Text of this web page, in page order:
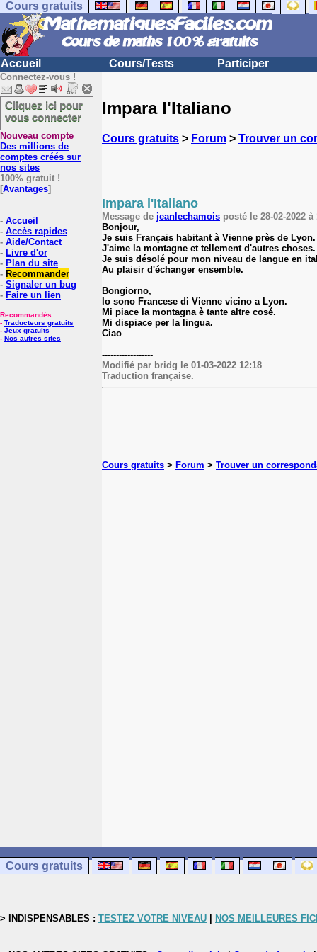
Cours gratuits
Accueil Cours/Tests Participer
Connectez-vous !
Cliquez ici pour
vous connecter
Nouveau compte
Des millions de
comptes créés sur
nos sites
100% gratuit !
[Avantages]
- Accueil
- Accès rapides
- Aide/Contact
- Livre d'or
- Plan du site
- Recommander
- Signaler un bug
- Faire un lien
Recommandés :
- Traducteurs gratuits
- Jeux gratuits
- Nos autres sites
Impara l'Italiano
Cours gratuits > Forum > Trouver un
Impara l'Italiano
Message de jeanlechamois posté le 28-02-2022 à
Bonjour,
Je suis Français habitant à Vienne près de Lyon.
J'aime la montagne et tellement d'autres choses.
Je suis désolé pour mon niveau de langue en
Au plaisir d'échanger ensemble.
Bongiorno,
Io sono Francese di Vienne vicino a Lyon.
Mi piace la montagna è tante altre cosé.
Mi dispiace per la lingua.
Ciao
------------------
Modifié par bridg le 01-03-2022 12:18
Traduction française.
Cours gratuits > Forum > Trouver un
Cours gratuits
> INDISPENSABLES : TESTEZ VOTRE NIVEAU NOS MEILLEURES